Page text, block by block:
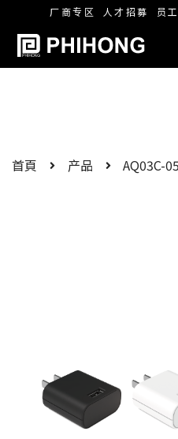
厂商专区 人才招募 员
首頁 产品 AQ03C-